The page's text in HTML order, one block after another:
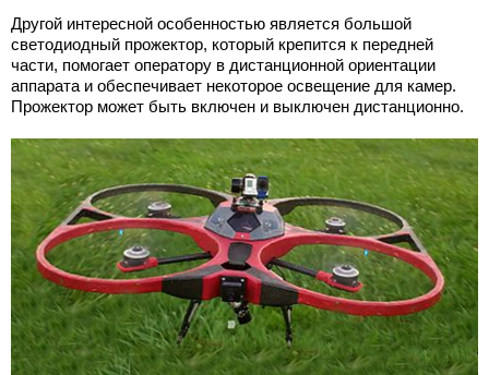
Другой интересной особенностью является большой
светодиодный прожектор, который крепится к передней
части, помогает оператору в дистанционной ориентации
аппарата и обеспечивает некоторое освещение для камер.
Прожектор может быть включен и выключен дистанционно.